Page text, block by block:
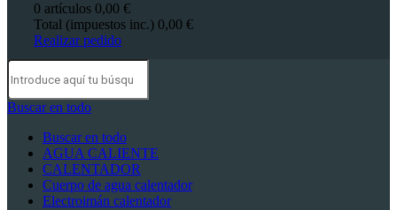
0 artículos 0,00 €
Total (impuestos inc.) 0,00 €
Realizar pedido
Buscar en todo
Buscar en todo
AGUA CALIENTE
CALENTADOR
Cuerpo de agua calentador
Electroimán calentador